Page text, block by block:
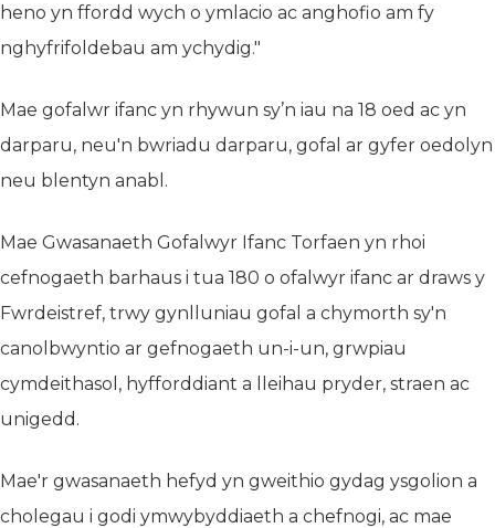
heno yn ffordd wych o ymlacio ac anghofio am fy
nghyfrifoldebau am ychydig."
Mae gofalwr ifanc yn rhywun sy’n iau na 18 oed ac yn
darparu, neu'n bwriadu darparu, gofal ar gyfer oedolyn
neu blentyn anabl.
Mae Gwasanaeth Gofalwyr Ifanc Torfaen yn rhoi
cefnogaeth barhaus i tua 180 o ofalwyr ifanc ar draws y
Fwrdeistref, trwy gynlluniau gofal a chymorth sy'n
canolbwyntio ar gefnogaeth un-i-un, grwpiau
cymdeithasol, hyfforddiant a lleihau pryder, straen ac
unigedd.
Mae'r gwasanaeth hefyd yn gweithio gydag ysgolion a
cholegau i godi ymwybyddiaeth a chefnogi, ac mae